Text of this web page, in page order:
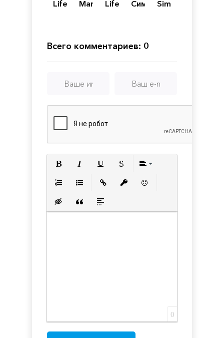
Life
ManagerLife
СимуляторSimulator
Всего комментариев: 0
Вставка скрытого текста
Вставка цитаты
Вставка спойлера
0